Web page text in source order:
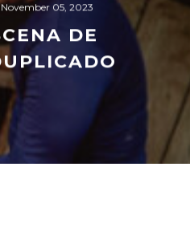
November 05, 2023
DE